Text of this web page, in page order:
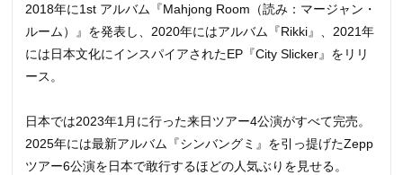
2018年に1st アルバム『Mahjong Room（読み：マージャン・
ルーム）』を発表し、2020年にはアルバム『Rikki』、2021年
には日本文化にインスパイアされたEP『City Slicker』をリリ
ース。
日本では2023年1月に行った来日ツアー4公演がすべて完売。
2025年には最新アルバム『シンバングミ』を引っ提げたZepp
ツアー6公演を日本で敢行するほどの人気ぶりを見せる。